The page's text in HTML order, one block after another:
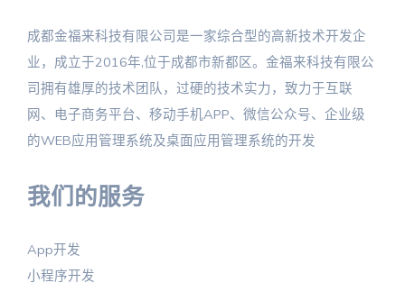
成都金福来科技有限公司是一家综合型的高新技术开发企
业，成立于2016年,位于成都市新都区。金福来科技有限公
司拥有雄厚的技术团队，过硬的技术实力，致力于互联
网、电子商务平台、移动手机APP、微信公众号、企业级
的WEB应用管理系统及桌面应用管理系统的开发
我们的服务
App开发
小程序开发